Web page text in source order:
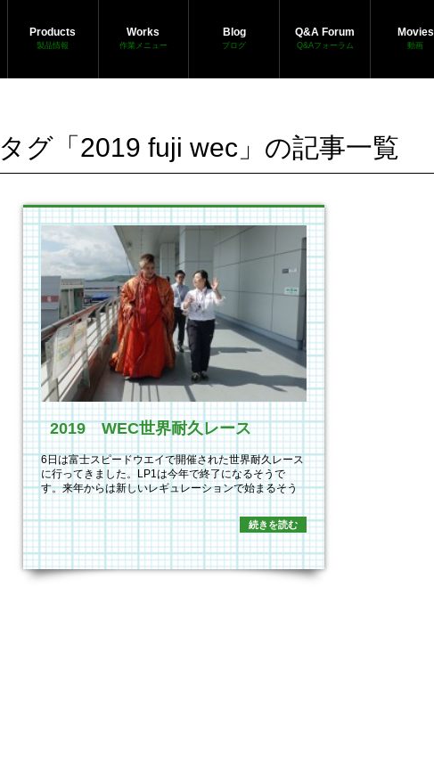
Products
製品情報
Works
作業メニュー
Blog
ブログ
Q&A Forum
Q&Aフォーラム
Movies
動画
タグ「2019 fuji wec」の記事一覧
2019 WEC世界耐久レース
6日は富士スピードウエイで開催された世界耐久レース
に行ってきました。LP1は今年で終了になるそうで
す。来年からは新しいレギュレーションで始まるそう
です…
続きを読む